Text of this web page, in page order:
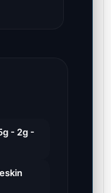
- 2g -